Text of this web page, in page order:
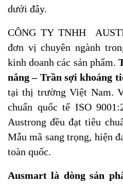
dưới đây.
CÔNG TY TNHH
đơn vị chuyên ngành
kinh doanh các sản phẩm.
nắng – Trần sợi khoáng
tại thị trường Việt Nam.
chuẩn quốc tế ISO
Austrong đều đạt tiêu
Mẫu mã sang trọng, hiện
toàn quốc.
Ausmart là dòng sản